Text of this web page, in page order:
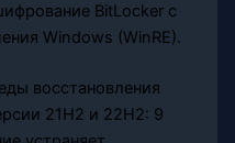
BitLocker с
Windows (WinRE).
восстановления
21H2 и 22H2: 9